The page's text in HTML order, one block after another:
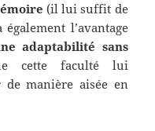
(il lui suffit de
l’avantage
adaptabilité sans
cette faculté lui
manière aisée en